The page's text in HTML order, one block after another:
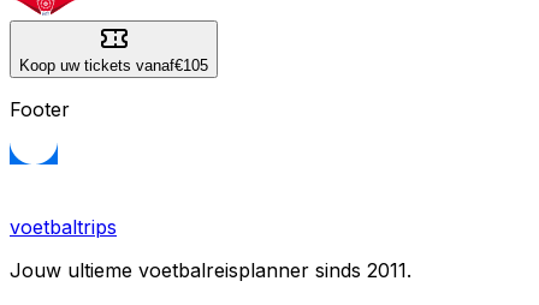
Koop uw tickets vanaf€105
Footer
voetbaltrips
Jouw ultieme voetbalreisplanner sinds 2011.